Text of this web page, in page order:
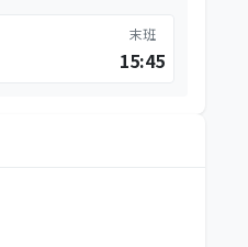
末班
15:45